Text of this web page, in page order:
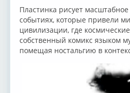
Пластинка рисует
событиях, которые привели
цивилизации, где
собственный комикс языком
помещая ностальгию в